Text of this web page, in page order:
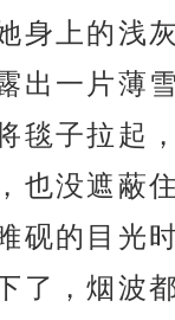
身上的浅
出一片薄
毯子拉起
也没遮蔽
砚的目光
了，烟波都